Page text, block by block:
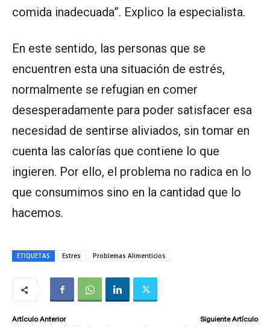
comida inadecuada”. Explico la especialista.
En este sentido, las personas que se
encuentren esta una situación de estrés,
normalmente se refugian en comer
desesperadamente para poder satisfacer esa
necesidad de sentirse aliviados, sin tomar en
cuenta las calorías que contiene lo que
ingieren. Por ello, el problema no radica en lo
que consumimos sino en la cantidad que lo
hacemos.
ETIQUETAS Estres Problemas Alimenticios
Artículo Anterior
Siguiente Artículo